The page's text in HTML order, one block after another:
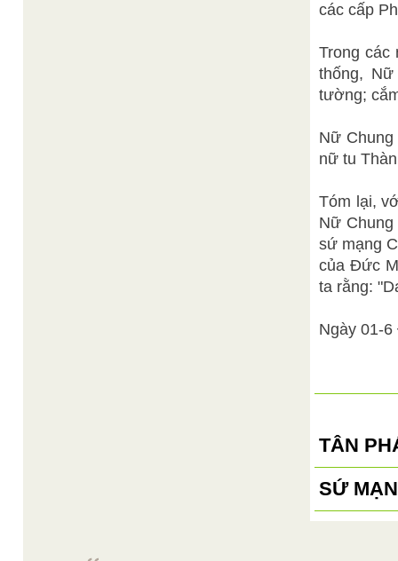
các cấp
Trong các
thống,
tường;
Nữ
nữ tu
Tóm lại,
Nữ
sứ mạng
của Đức
ta rằng:
Ngày 01-
TÂN
SỨ